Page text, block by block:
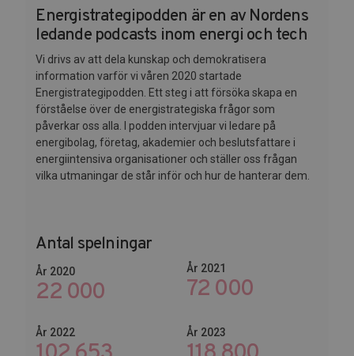
Energistrategipodden är en av Nordens
ledande podcasts inom energi och tech
Vi drivs av att dela kunskap och demokratisera
information varför vi våren 2020 startade
Energistrategipodden. Ett steg i att försöka skapa en
förståelse över de energistrategiska frågor som
påverkar oss alla. I podden intervjuar vi ledare på
energibolag, företag, akademier och beslutsfattare i
energiintensiva organisationer och ställer oss frågan
vilka utmaningar de står inför och hur de hanterar dem.
Antal spelningar
År 2020
22 000
År 2021
72 000
År 2022 År 2023